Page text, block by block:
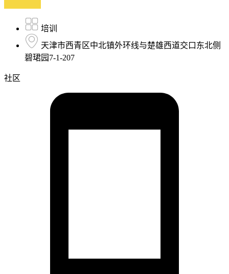
培训
天津市西青区中北镇外环线与楚雄西道交口东北侧
碧珺园7-1-207
社区